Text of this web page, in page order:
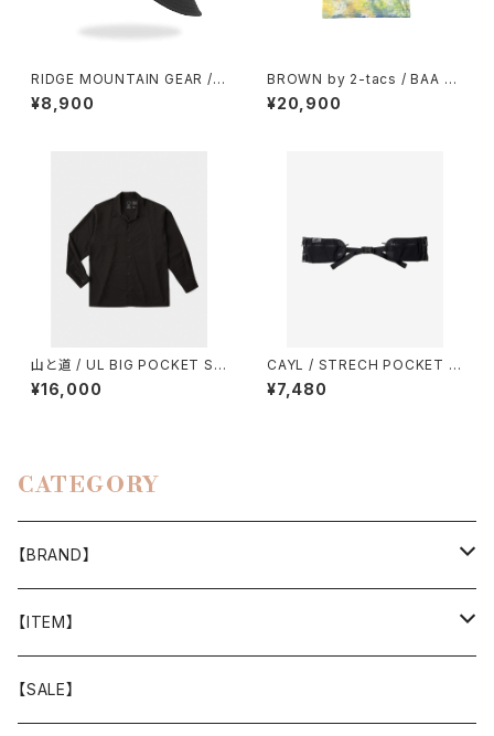
RIDGE MOUNTAIN GEAR / S
HADE CAP
¥8,900
BROWN by 2-tacs / BAA P
OCKET（TIE DYE）
¥20,900
山と道 / UL BIG POCKET SH
IRTS（UNISEX）
¥16,000
CAYL / STRECH POCKET H
IP BELT
¥7,480
CATEGORY
【BRAND】
山と道
T-SHIRT
迷迭香
【ITEM】
WEAR
【SALE】